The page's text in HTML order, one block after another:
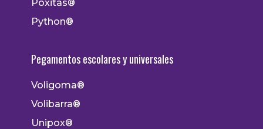
Poxitas®
Python®
Pegamentos escolares y universales
Voligoma®
Volibarra®
Unipox®